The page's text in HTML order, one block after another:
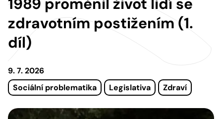
zdravotním postižením (1.
díl)
9. 7. 2026
Sociální problematika
Legislativa Zdraví